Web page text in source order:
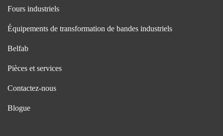
Fours industriels
Équipements de transformation de bandes industriels
Belfab
Pièces et services
Contactez-nous
Blogue